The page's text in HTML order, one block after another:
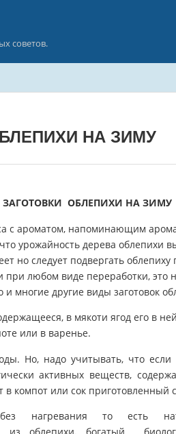
советов.
НА ЗИМУ
ОБЛЕПИХИ НА ЗИМУ
с ароматом, напоминающим
урожайность дерева облепихи
но следует подвергать облепиху
любом виде переработки, это
многие другие виды заготовок
в мякоти ягод его в
или в варенье.
Но, надо учитывать, что если
активных веществ,
компот или сок приготовленный
нагревания то есть